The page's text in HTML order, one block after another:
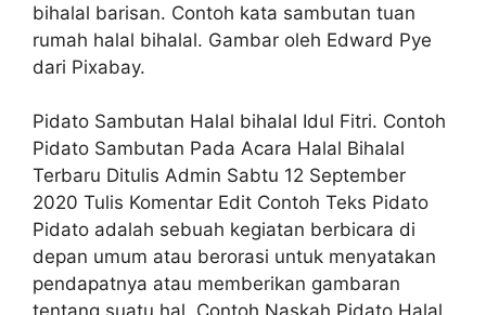
bihalal barisan. Contoh kata sambutan tuan
rumah halal bihalal. Gambar oleh Edward Pye
dari Pixabay.
Pidato Sambutan Halal bihalal Idul Fitri. Contoh
Pidato Sambutan Pada Acara Halal Bihalal
Terbaru Ditulis Admin Sabtu 12 September
2020 Tulis Komentar Edit Contoh Teks Pidato
Pidato adalah sebuah kegiatan berbicara di
depan umum atau berorasi untuk menyatakan
pendapatnya atau memberikan gambaran